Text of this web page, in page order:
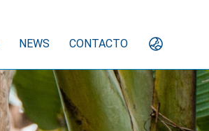
NEWS CONTACTO